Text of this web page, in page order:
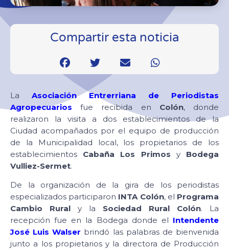
Compartir esta noticia
La Asociación Entrerriana de Periodistas
Agropecuarios fue recibida en Colón, donde
realizaron la visita a dos establecimientos de la
Ciudad acompañados por el equipo de producción
de la Municipalidad local, los propietarios de los
establecimientos Cabaña Los Primos y Bodega
Vulliez-Sermet.
De la organización de la gira de los periodistas
especializados participaron INTA Colón, el Programa
Cambio Rural y la Sociedad Rural Colón. La
recepción fue en la Bodega donde el Intendente
José Luis Walser brindó las palabras de bienvenida
junto a los propietarios y la directora de Producción